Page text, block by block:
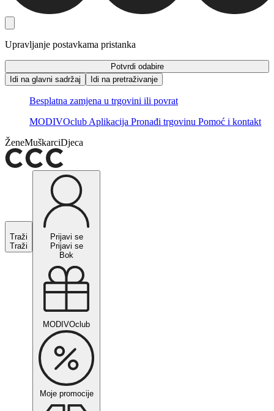
Upravljanje postavkama pristanka
Potvrdi odabire
Idi na glavni sadržaj
Idi na pretraživanje
Besplatna zamjena u trgovini ili povrat
MODIVOclub Aplikacija Pronađi trgovinu Pomoć i kontakt
ŽeneMuškarciDjeca
Traži
Traži
Prijavi se
Prijavi se
Bok
MODIVOclub
Moje promocije